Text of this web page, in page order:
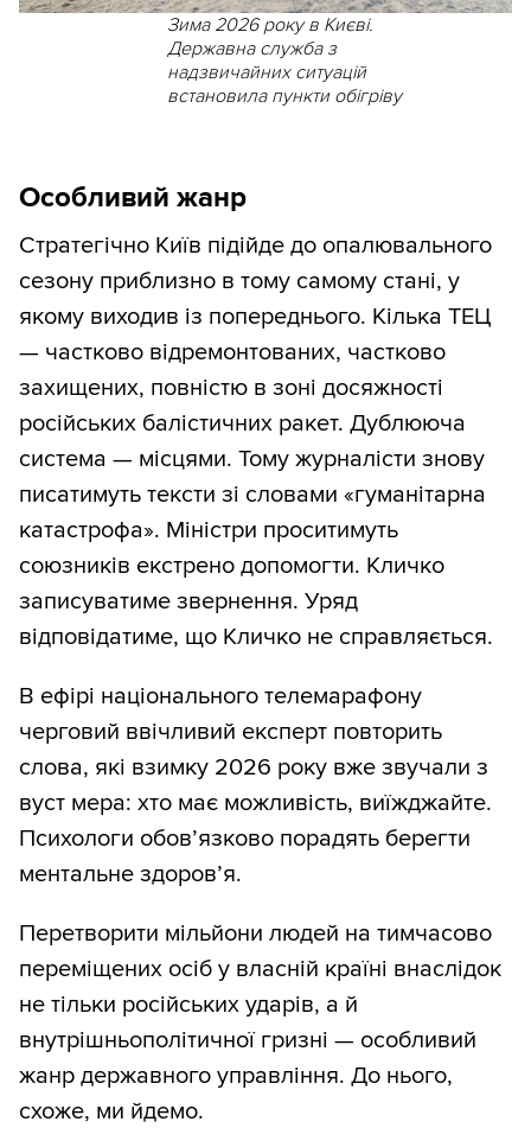
Зима 2026 року в Києві.
Державна служба з
надзвичайних ситуацій
встановила пункти обігріву
Особливий жанр
Стратегічно Київ підійде до опалювального
сезону приблизно в тому самому стані, у
якому виходив із попереднього. Кілька ТЕЦ
— частково відремонтованих, частково
захищених, повністю в зоні досяжності
російських балістичних ракет. Дублююча
система — місцями. Тому журналісти знову
писатимуть тексти зі словами «гуманітарна
катастрофа». Міністри проситимуть
союзників екстрено допомогти. Кличко
записуватиме звернення. Уряд
відповідатиме, що Кличко не справляється.
В ефірі національного телемарафону
черговий ввічливий експерт повторить
слова, які взимку 2026 року вже звучали з
вуст мера: хто має можливість, виїжджайте.
Психологи обов’язково порадять берегти
ментальне здоров’я.
Перетворити мільйони людей на тимчасово
переміщених осіб у власній країні внаслідок
не тільки російських ударів, а й
внутрішньополітичної гризні — особливий
жанр державного управління. До нього,
схоже, ми йдемо.